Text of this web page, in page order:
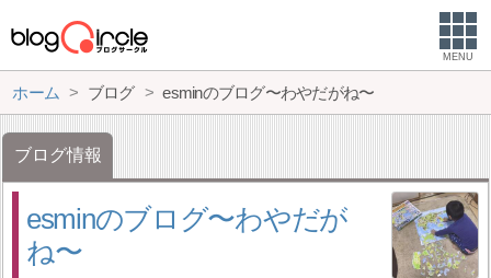
MENU
ホーム ブログ esminのブログ〜わやだがね〜
ブログ情報
esminのブログ〜わやだが
ね〜